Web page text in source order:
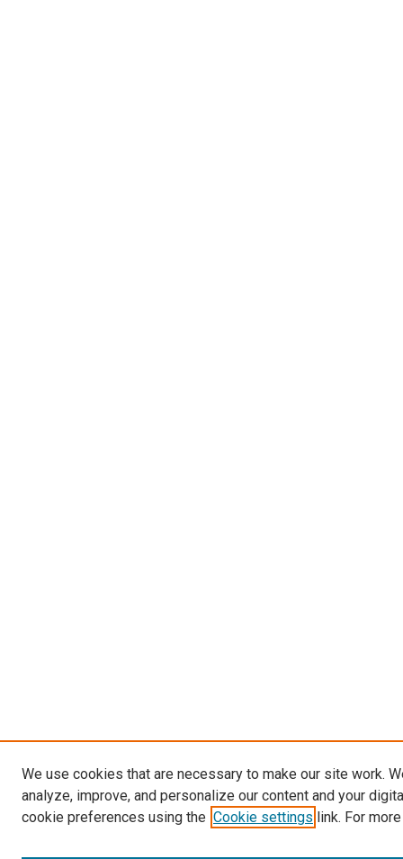
We use cookies that are necessary to make our site work.
analyze, improve, and personalize our content and your
cookie preferences using the Cookie settings link. For